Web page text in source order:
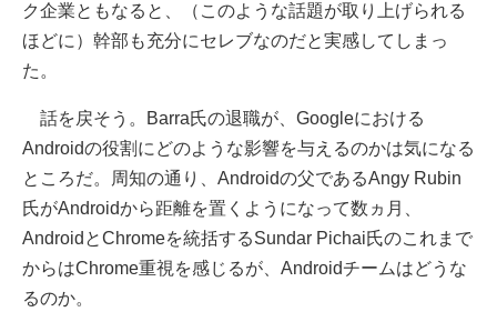
ク企業ともなると、（このような話題が取り上げられる
ほどに）幹部も充分にセレブなのだと実感してしまっ
た。
話を戻そう。Barra氏の退職が、Googleにおける
Androidの役割にどのような影響を与えるのかは気になる
ところだ。周知の通り、Androidの父であるAngy Rubin
氏がAndroidから距離を置くようになって数ヵ月、
AndroidとChromeを統括するSundar Pichai氏のこれまで
からはChrome重視を感じるが、Androidチームはどうな
るのか。